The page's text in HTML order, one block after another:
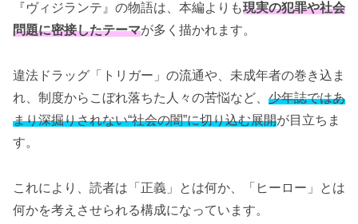
『ヴィジランテ』の物語は、本編よりも現実の犯罪や社会
問題に密接したテーマが多く描かれます。
違法ドラッグ「トリガー」の流通や、未成年者の巻き込ま
れ、制度からこぼれ落ちた人々の苦悩など、 少年誌ではあ
まり深掘りされない“社会の闇”に切り込む展開が目立ちま
す。
これにより、読者は「正義」とは何か、「ヒーロー」とは
何かを考えさせられる構成になっています。